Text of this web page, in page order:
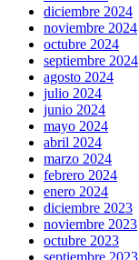
diciembre 2024
noviembre 2024
octubre 2024
septiembre 2024
agosto 2024
julio 2024
junio 2024
mayo 2024
abril 2024
marzo 2024
febrero 2024
enero 2024
diciembre 2023
noviembre 2023
octubre 2023
septiembre 2023